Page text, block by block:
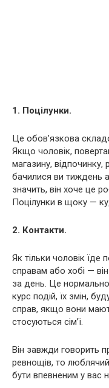
1. Поцілунки.
Це обов’язкова
Якщо чоловік,
магазину,
бачилися ви тиждень
значить, він хоче це
Поцілунки в щоку —
2. Контакти.
Як тільки чоловік їде
справам або хобі —
за день. Це нормально
курс подій, їх змін,
справ, якщо вони
стосуються сім’ї.
Він завжди говорить
ревнощів, то люблячий
бути впевненим у вас